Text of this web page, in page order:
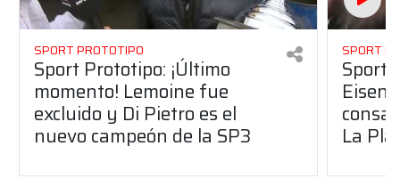
SPORT PROTOTIPO
Sport Prototipo: ¡Último
momento! Lemoine fue
excluido y Di Pietro es el
nuevo campeón de la SP3
SPORT
Sport
La